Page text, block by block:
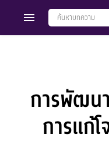
การพัฒน
การแก้
Members Groups